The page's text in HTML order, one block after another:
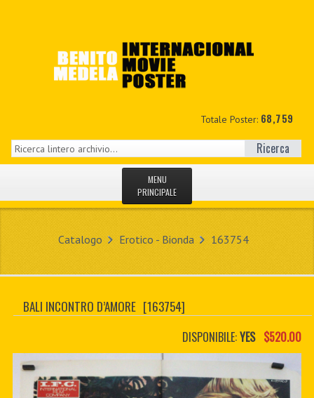
Totale Poster: 68,759
Ricerca
MENU
PRINCIPALE
IL MIO CONTO
CONTATTO
CUSTOM PDF
Catalogo Erotico - Bionda 163754
BALI INCONTRO D’AMORE [163754]
DISPONIBILE:YES $520.00